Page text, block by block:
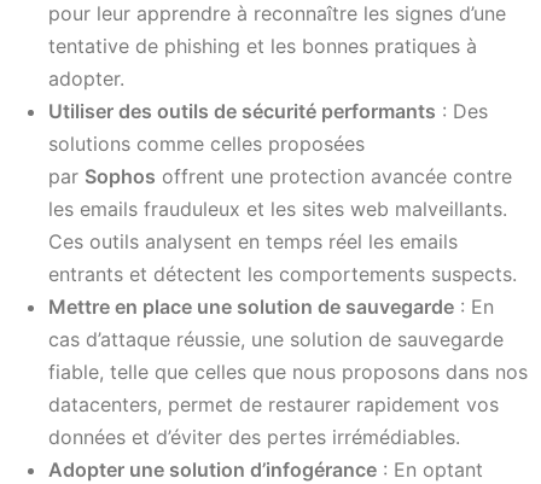
pour leur apprendre à reconnaître les signes d’une
tentative de phishing et les bonnes pratiques à
adopter.
Utiliser des outils de sécurité performants : Des
solutions comme celles proposées
par Sophos offrent une protection avancée contre
les emails frauduleux et les sites web malveillants.
Ces outils analysent en temps réel les emails
entrants et détectent les comportements suspects.
Mettre en place une solution de sauvegarde : En
cas d’attaque réussie, une solution de sauvegarde
fiable, telle que celles que nous proposons dans nos
datacenters, permet de restaurer rapidement vos
données et d’éviter des pertes irrémédiables.
Adopter une solution d’infogérance : En optant